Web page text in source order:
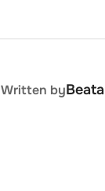
POST AUTHOR
Written byBeata